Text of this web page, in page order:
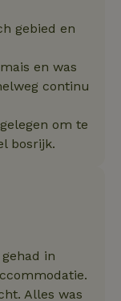
gebied en
en was
continu
om te
bosrijk.
in
Alles was